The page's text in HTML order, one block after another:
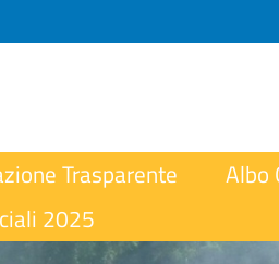
Trasparente Albo
2025